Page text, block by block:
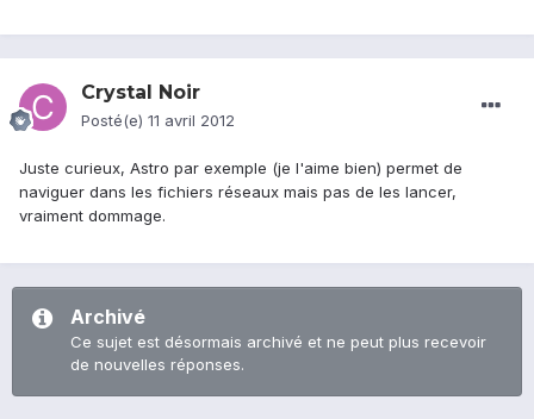
Crystal Noir
Posté(e) 11 avril 2012
Juste curieux, Astro par exemple (je l'aime bien) permet de
naviguer dans les fichiers réseaux mais pas de les lancer,
vraiment dommage.
Archivé
Ce sujet est désormais archivé et ne peut plus recevoir
de nouvelles réponses.